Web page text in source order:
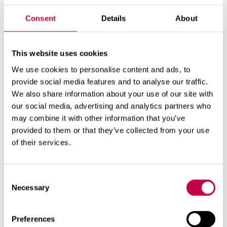
Consent Details About
This website uses cookies
We use cookies to personalise content and ads, to
provide social media features and to analyse our traffic.
We also share information about your use of our site with
our social media, advertising and analytics partners who
may combine it with other information that you’ve
provided to them or that they’ve collected from your use
of their services.
Selection
Necessary
Preferences
laajemmalle alueelle sen sijaan, että haravoisi
kaikki pois.
Viimeiset lehdet putoavat yleensä vasta
pakkasöiden puraisemana. Jäätynyt nurmikko
rapsahtelee poikki kengän alla, joten nurmella
liikkuminen kannattaa ajoittaa
pakkasettomaan hetkeen.